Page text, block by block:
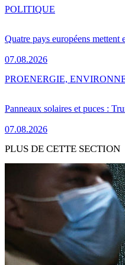
Quatre pays européens mettent
07.08.2026
POLITIQUE
Panneaux solaires et puces :
07.08.2026
PROENERGIE,
PLUS DE CETTE SECTION